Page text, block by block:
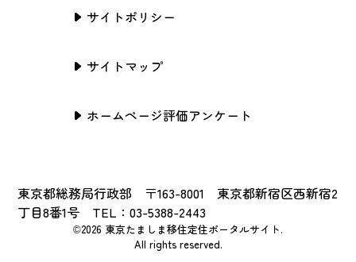
サイトポリシー
サイトマップ
ホームページ評価アンケート
東京都総務局行政部 〒163-8001 東京都新宿区西新宿2
丁目8番1号 TEL：03-5388-2443
©2026 東京たましま移住定住ポータルサイト.
All rights reserved.